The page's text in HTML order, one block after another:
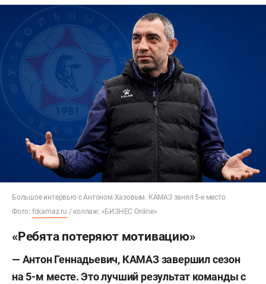
Большое интервью с Антоном Хазовым. КАМАЗ занял 5-е место
Фото: fckamaz.ru / коллаж: «БИЗНЕС Online»
«Ребята потеряют мотивацию»
— Антон Геннадьевич, КАМАЗ завершил сезон
на 5-м месте. Это лучший результат команды с